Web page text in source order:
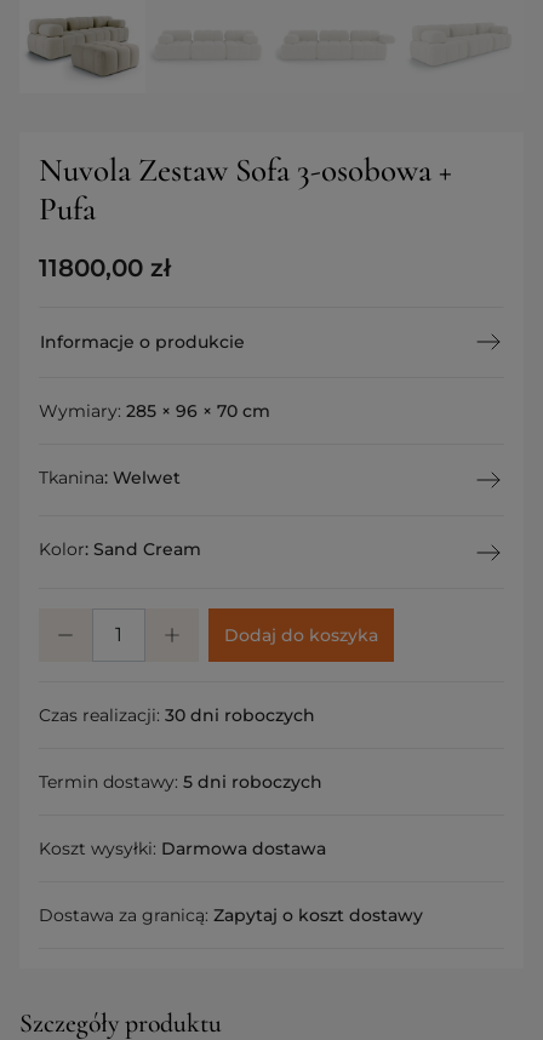
Nuvola Zestaw Sofa 3-osobowa +
Pufa
11800,00 zł
Informacje o produkcie
Wymiary: 285 × 96 × 70 cm
Tkanina: Welwet
Kolor: Sand Cream
Dodaj do koszyka
Czas realizacji: 30 dni roboczych
Termin dostawy: 5 dni roboczych
Koszt wysyłki: Darmowa dostawa
Dostawa za granicą: Zapytaj o koszt dostawy
Szczegóły produktu